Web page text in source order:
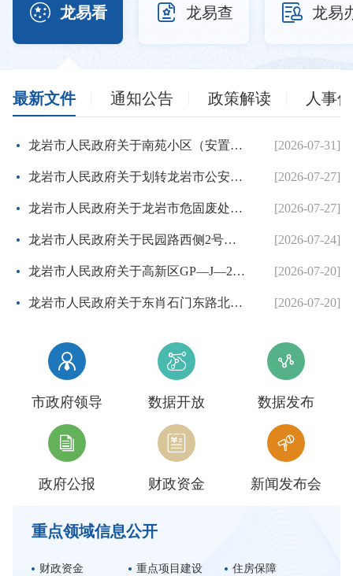
 龙易看  龙易查  龙易
最新文件 通知公告 政策解读 人事
[2026-07-31]
龙岩市人民政府关于南苑小区（安置房）项目建设用地的批复
[2026-07-27]
龙岩市人民政府关于划转龙岩市公安局国有建设用地使用权的批复
[2026-07-27]
龙岩市人民政府关于龙岩市危固废处置中心二期项目协议出让方案的批复
[2026-07-24]
龙岩市人民政府关于民园路西侧2号地块等两个控制性详细规划的批复
[2026-07-20]
龙岩市人民政府关于高新区GP—J—26地块控制性详细规划的批复
[2026-07-20]
龙岩市人民政府关于东肖石门东路北侧等3个地块项目控制性详细规划调整方案的批复

市政府领导

数据开放

数据发布

政府公报

财政资金

新闻发布会
重点领域信息公开
财政资金 重点项目建设 住房保障